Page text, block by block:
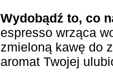
Wydobądź to, co
espresso wrząca
zmieloną kawę do
aromat Twojej